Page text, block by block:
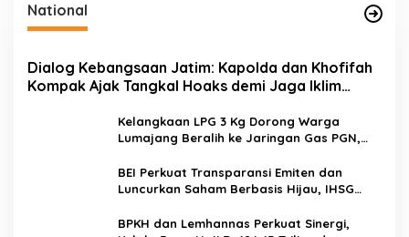
National
Dialog Kebangsaan Jatim: Kapolda dan Khofifah
Kompak Ajak Tangkal Hoaks demi Jaga Iklim
Kelangkaan LPG 3 Kg Dorong Warga
Lumajang Beralih ke Jaringan Gas PGN,
Mudah
BEI Perkuat Transparansi Emiten dan
Luncurkan Saham Berbasis Hijau, IHSG
BPKH dan Lemhannas Perkuat Sinergi,